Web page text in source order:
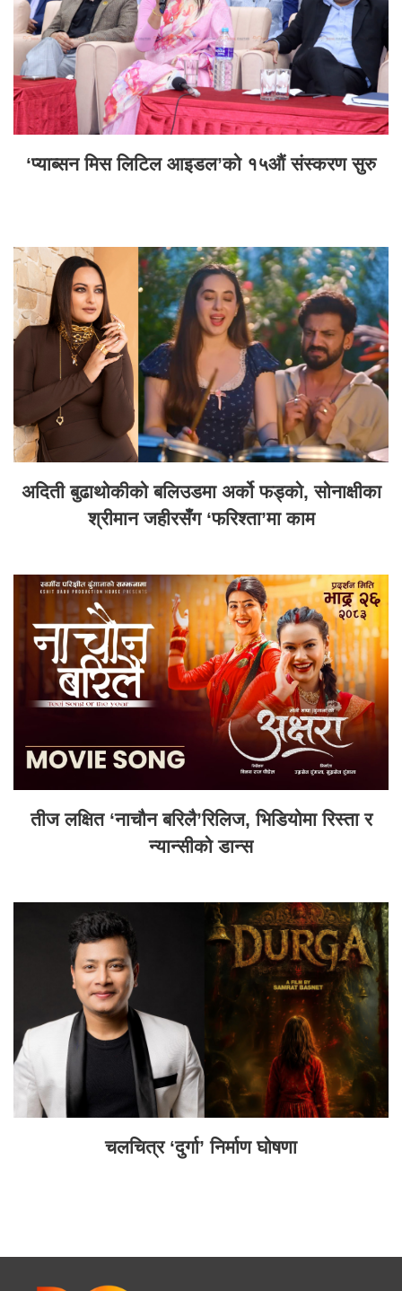
‘प्याब्सन मिस लिटिल आइडल’को १५औं संस्करण सुरु
अदिती बुढाथोकीको बलिउडमा अर्को फड्को, सोनाक्षीका
श्रीमान जहीरसँग ‘फरिश्ता’मा काम
तीज लक्षित ‘नाचौन बरिलै’रिलिज, भिडियोमा रिस्ता र
न्यान्सीको डान्स
चलचित्र ‘दुर्गा’ निर्माण घोषणा